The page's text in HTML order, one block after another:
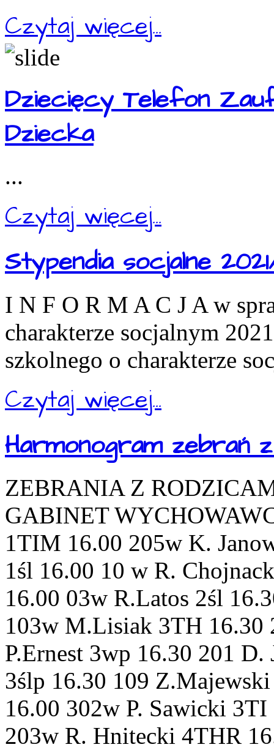
Czytaj więcej...
Dziecięcy Telefon
Dziecka
...
Czytaj więcej...
Stypendia socjalne
I N F O R M A C J A w
charakterze socjalnym
szkolnego o charakterze
Czytaj więcej...
Harmonogram zebrań
ZEBRANIA Z
GABINET
1TIM 16.00 205w K.
1śl 16.00 10 w R.
16.00 03w R.Latos 2śl
103w M.Lisiak 3TH 16.30
P.Ernest 3wp 16.30 201
3ślp 16.30 109
16.00 302w P. Sawicki
203w R. Hnitecki 4THR